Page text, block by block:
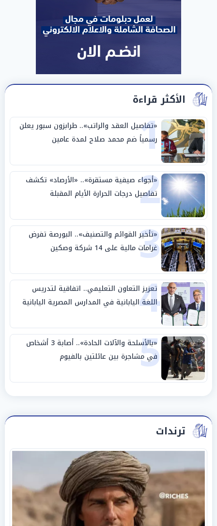
الأكثر قراءة
1
«تفاصيل العقد والراتب».. طرابزون سبور يعلن
رسمياً ضم محمد صلاح لمدة عامين
2
«أجواء صيفية مستقرة».. «الأرصاد» تكشف
تفاصيل درجات الحرارة الأيام المقبلة
3
«تأخير القوائم والتصنيف».. البورصة تفرض
غرامات مالية على 14 شركة وصكين
4
تعزيز التعاون التعليمي.. اتفاقية لتدريس
اللغة اليابانية في المدارس المصرية اليابانية
5
«بالأسلحة والآلات الحادة».. أصابة 3 أشخاص
في مشاجرة بين عائلتين بالفيوم
ترندات